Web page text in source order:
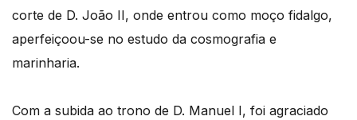
corte de D. João II, onde entrou como moço fidalgo,
aperfeiçoou-se no estudo da cosmografia e
marinharia.
Com a subida ao trono de D. Manuel I, foi agraciado